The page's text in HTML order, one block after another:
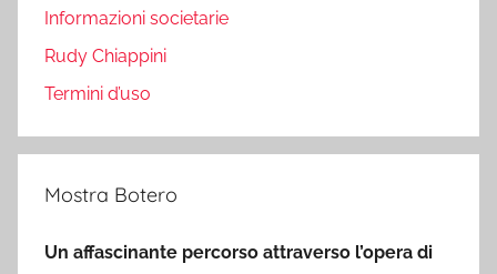
Informazioni societarie
Rudy Chiappini
Termini d’uso
Mostra Botero
Un affascinante percorso attraverso l’opera di